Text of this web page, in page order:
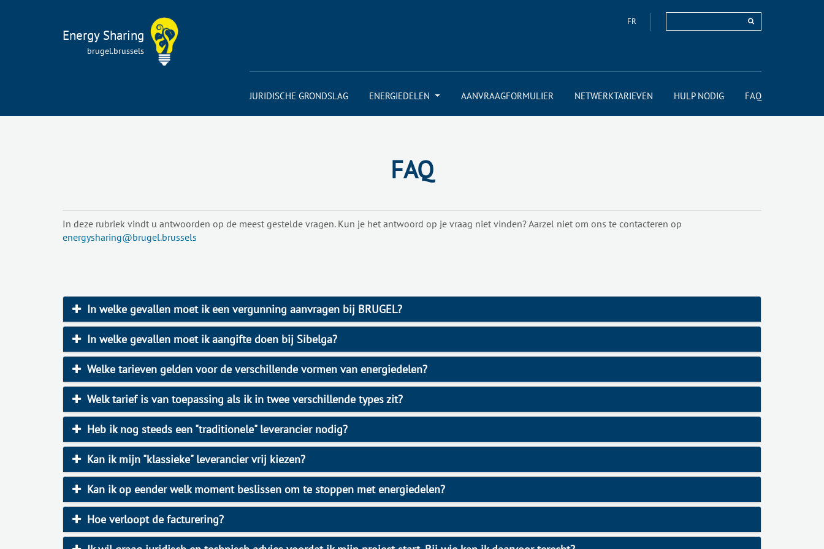
Energy Sharing
brugel.brussels
FR
JURIDISCHE GRONDSLAG ENERGIEDELEN AANVRAAGFORMULIER NETWERKTARIEVEN HULP NODIG FAQ
FAQ
In deze rubriek vindt u antwoorden op de meest gestelde vragen. Kun je het antwoord op je vraag niet vinden? Aarzel niet om ons te contacteren op
energysharing@brugel.brussels
In welke gevallen moet ik een vergunning aanvragen bij BRUGEL?
In welke gevallen moet ik aangifte doen bij Sibelga?
Welke tarieven gelden voor de verschillende vormen van energiedelen?
Welk tarief is van toepassing als ik in twee verschillende types zit?
Heb ik nog steeds een "traditionele" leverancier nodig?
Kan ik mijn "klassieke" leverancier vrij kiezen?
Kan ik op eender welk moment beslissen om te stoppen met energiedelen?
Hoe verloopt de facturering?